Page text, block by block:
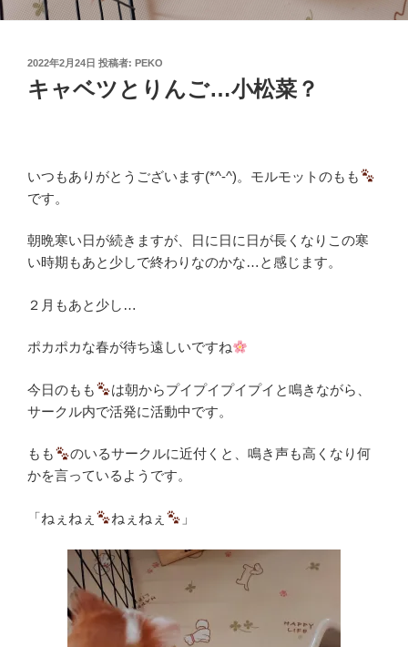
投
稿
日:
2022年2月24日 投稿者: PEKO
キャベツとりんご…小松菜？
いつもありがとうございます(*^-^)。モルモットのもも
です。
朝晩寒い日が続きますが、日に日に日が長くなりこの寒
い時期もあと少しで終わりなのかな…と感じます。
２月もあと少し…
ポカポカな春が待ち遠しいですね
今日のもも
は朝からプイプイプイプイと鳴きながら、
サークル内で活発に活動中です。
もも
のいるサークルに近付くと、鳴き声も高くなり何
かを言っているようです。
「ねぇねぇ ねぇねぇ 」